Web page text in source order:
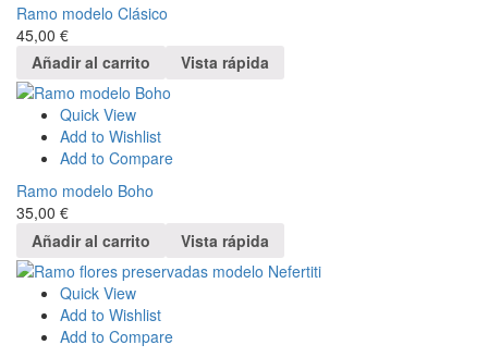
Ramo modelo Clásico
45,00 €
Añadir al carrito
Vista rápida
Quick View
Add to Wishlist
Add to Compare
Ramo modelo Boho
35,00 €
Añadir al carrito
Vista rápida
Quick View
Add to Wishlist
Add to Compare